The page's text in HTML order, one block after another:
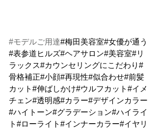
#モデルご用達#梅田美容室#女優が通う
#表参道ヒルズ#ヘアサロン#美容室#リ
ラックス#カウンセリングにこだわり#
骨格補正#小顔#再現性#似合わせ#前髪
カット#伸ばしかけ#ウルフカット#イメ
チェン#透明感#カラー#デザインカラー
#ハイトーン#グラデーション#ハイライ
ト#ローライト#インナーカラー#イヤリ